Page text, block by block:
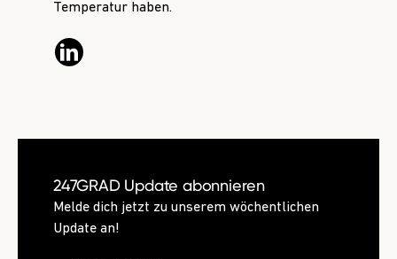
Temperatur haben.
247GRAD Update abonnieren
Melde dich jetzt zu unserem wöchentlichen
Update an!